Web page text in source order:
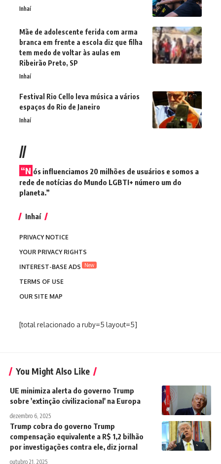
Inhaí
Mãe de adolescente ferida com arma
branca em frente a escola diz que filha
tem medo de voltar às aulas em
Ribeirão Preto, SP
Inhaí
Festival Rio Cello leva música a vários
espaços do Rio de Janeiro
Inhaí
//
“N ós influenciamos 20 milhões de usuários e somos a
rede de notícias do Mundo LGBTI+ número um do
planeta.”
Inhaí
PRIVACY NOTICE
YOUR PRIVACY RIGHTS
INTEREST-BASE ADS
New
TERMS OF USE
OUR SITE MAP
[total relacionado a ruby=5 layout=5]
You Might Also Like
UE minimiza alerta do governo Trump
sobre 'extinção civilizacional' na Europa
dezembro 6, 2025
Trump cobra do governo Trump
compensação equivalente a R$ 1,2 bilhão
por investigações contra ele, diz jornal
outubro 21, 2025